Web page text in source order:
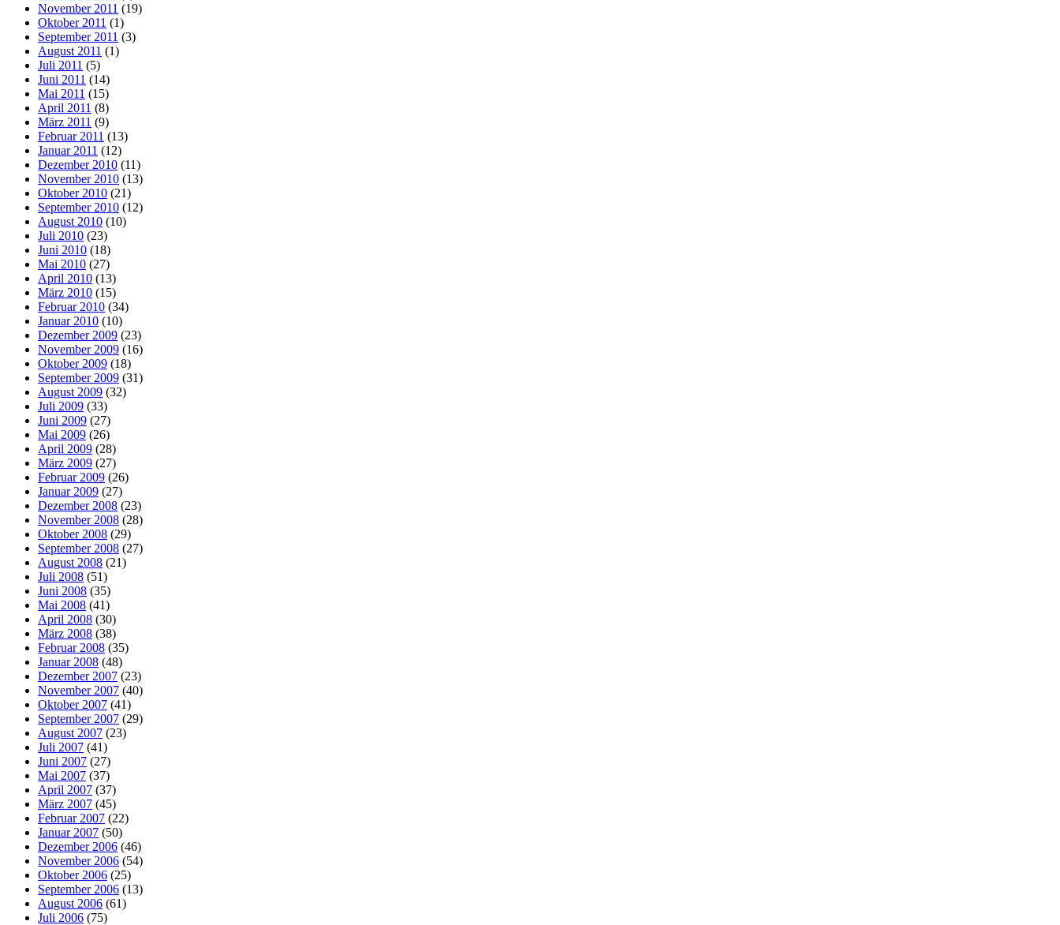
November 2011 (19)
Oktober 2011 (1)
September 2011 (3)
August 2011 (1)
Juli 2011 (5)
Juni 2011 (14)
Mai 2011 (15)
April 2011 (8)
März 2011 (9)
Februar 2011 (13)
Januar 2011 (12)
Dezember 2010 (11)
November 2010 (13)
Oktober 2010 (21)
September 2010 (12)
August 2010 (10)
Juli 2010 (23)
Juni 2010 (18)
Mai 2010 (27)
April 2010 (13)
März 2010 (15)
Februar 2010 (34)
Januar 2010 (10)
Dezember 2009 (23)
November 2009 (16)
Oktober 2009 (18)
September 2009 (31)
August 2009 (32)
Juli 2009 (33)
Juni 2009 (27)
Mai 2009 (26)
April 2009 (28)
März 2009 (27)
Februar 2009 (26)
Januar 2009 (27)
Dezember 2008 (23)
November 2008 (28)
Oktober 2008 (29)
September 2008 (27)
August 2008 (21)
Juli 2008 (51)
Juni 2008 (35)
Mai 2008 (41)
April 2008 (30)
März 2008 (38)
Februar 2008 (35)
Januar 2008 (48)
Dezember 2007 (23)
November 2007 (40)
Oktober 2007 (41)
September 2007 (29)
August 2007 (23)
Juli 2007 (41)
Juni 2007 (27)
Mai 2007 (37)
April 2007 (37)
März 2007 (45)
Februar 2007 (22)
Januar 2007 (50)
Dezember 2006 (46)
November 2006 (54)
Oktober 2006 (25)
September 2006 (13)
August 2006 (61)
Juli 2006 (75)